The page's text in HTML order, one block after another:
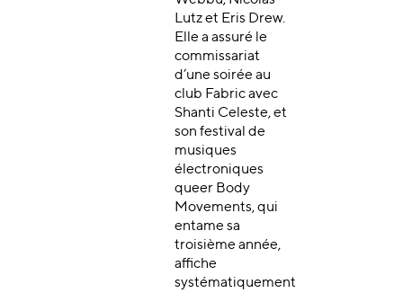
Lutz et Eris Drew.
Elle a assuré le
commissariat
d’une soirée au
club Fabric avec
Shanti Celeste, et
son festival de
musiques
électroniques
queer Body
Movements, qui
entame sa
troisième année,
affiche
systématiquement